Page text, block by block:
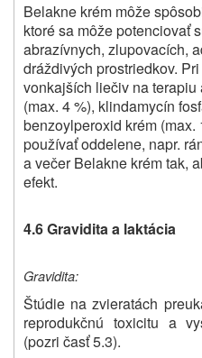
Belakne krém môže
ktoré sa môže potenciovať
abrazívnych, zlupovacích,
dráždivých prostriedkov.
vonkajších liečiv na terapiu
(max. 4 %), klindamycín
benzoylperoxid krém (max.
používať oddelene, napr.
a večerBelakne krém tak,
efekt.
4.6 Gravidita a laktácia
Gravidita:
Štúdie na zvieratách
reprodukčnú toxicitu a
(pozri časť 5.3).